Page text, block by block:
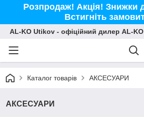
Розпродаж! Акція! Знижки
Встигніть
AL-KO Utikov - офіційний дилер AL-KO
Каталог товарів АКСЕСУАРИ
АКСЕСУАРИ